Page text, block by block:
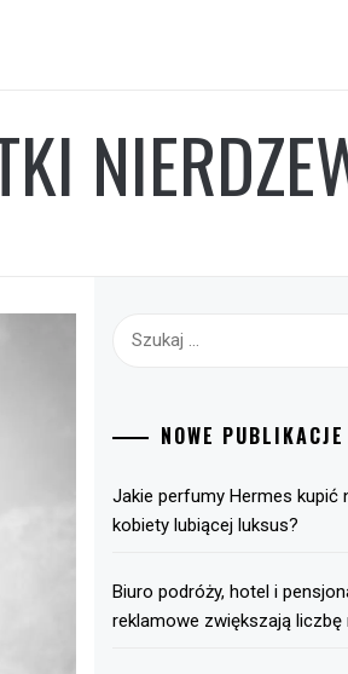
Szukaj:
NOWE PUBLIKACJE
Jakie perfumy Hermes kupić
kobiety lubiącej luksus?
Biuro podróży, hotel i
reklamowe zwiększają liczbę